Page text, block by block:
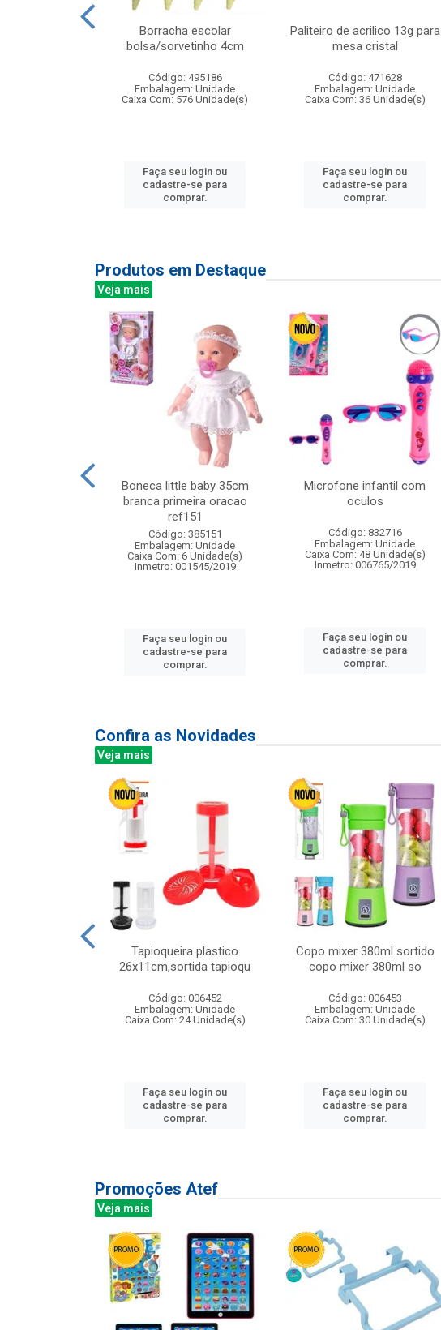
Borracha escolar
bolsa/sorvetinho 4cm
Código: 495186
Embalagem: Unidade
Caixa Com: 576 Unidade(s)
Faça seu login ou
cadastre-se para
comprar.
Paliteiro de acrilico 13g para
mesa cristal
Código: 471628
Embalagem: Unidade
Caixa Com: 36 Unidade(s)
Faça seu login ou
cadastre-se para
comprar.
Produtos em Destaque
Veja mais
Boneca little baby 35cm
branca primeira oracao
ref151
Código: 385151
Embalagem: Unidade
Caixa Com: 6 Unidade(s)
Inmetro: 001545/2019
Faça seu login ou
cadastre-se para
comprar.
Microfone infantil com
oculos
Código: 832716
Embalagem: Unidade
Caixa Com: 48 Unidade(s)
Inmetro: 006765/2019
Faça seu login ou
cadastre-se para
comprar.
Confira as Novidades
Veja mais
Tapioqueira plastico
26x11cm,sortida tapioqu
Código: 006452
Embalagem: Unidade
Caixa Com: 24 Unidade(s)
Faça seu login ou
cadastre-se para
comprar.
Copo mixer 380ml sortido
copo mixer 380ml so
Código: 006453
Embalagem: Unidade
Caixa Com: 30 Unidade(s)
Faça seu login ou
cadastre-se para
comprar.
Promoções Atef
Veja mais